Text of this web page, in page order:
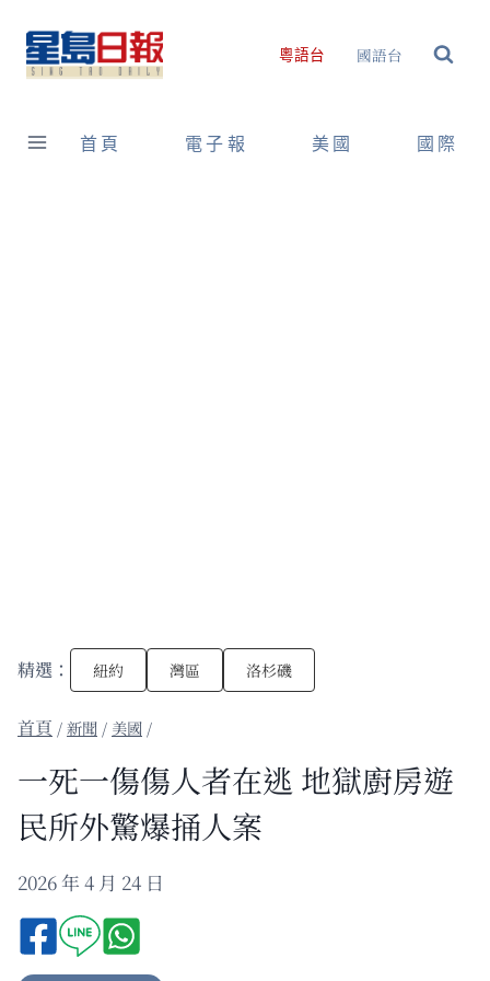
content
粵語台 國語台
首頁 電子報 美國 國際
精選： 紐約 灣區 洛杉磯
/新聞 / 美國 /
一死一傷傷人者在逃 地獄廚房遊
民所外驚爆捅人案
2026 年 4 月 24 日